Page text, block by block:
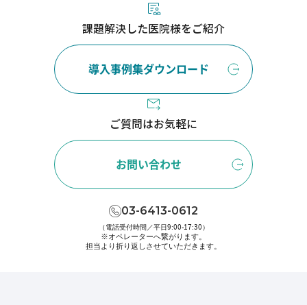
課題解決した医院様をご紹介
導入事例集ダウンロード
ご質問はお気軽に
お問い合わせ
03-6413-0612
（電話受付時間／平日9:00-17:30）
※オペレーターへ繋がります。
担当より折り返しさせていただきます。